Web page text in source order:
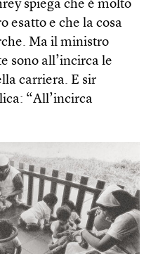
spiega che è molto
esatto e che la cosa
Ma il ministro
sono all’incirca le
carriera. E sir
“All’incirca